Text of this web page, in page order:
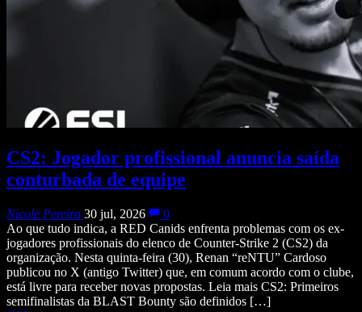
CS2: Jogador profissional anuncia saída
conturbada de equipe
Nicole Pereira 30 jul, 2026
0
Ao que tudo indica, a RED Canids enfrenta problemas com os ex-
jogadores profissionais do elenco de Counter-Strike 2 (CS2) da
organização. Nesta quinta-feira (30), Renan “reNTU” Cardoso
publicou no X (antigo Twitter) que, em comum acordo com o clube,
está livre para receber novas propostas. Leia mais CS2: Primeiros
semifinalistas da BLAST Bounty são definidos […]